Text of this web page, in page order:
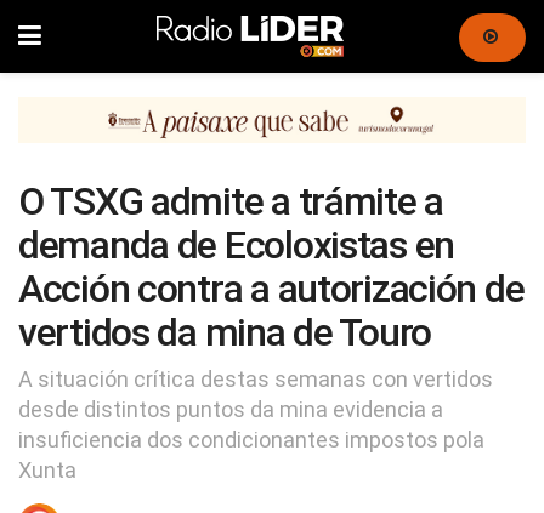
O TSXG admite a trámite a
demanda de Ecoloxistas en
Acción contra a autorización de
vertidos da mina de Touro
A situación crítica destas semanas con vertidos
desde distintos puntos da mina evidencia a
insuficiencia dos condicionantes impostos pola
Xunta